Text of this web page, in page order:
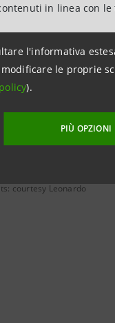
in linea con
l'informativa
le proprie
).
PIÙ OPZIONI
operazione
sostenibile
courtesy Leonardo